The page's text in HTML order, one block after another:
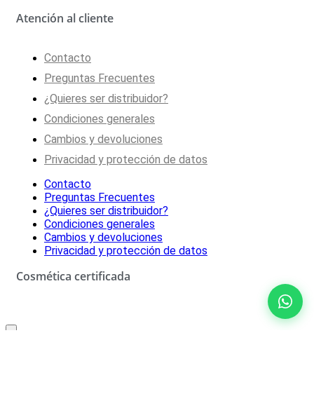
Atención al cliente
Contacto
Preguntas Frecuentes
¿Quieres ser distribuidor?
Condiciones generales
Cambios y devoluciones
Privacidad y protección de datos
Contacto
Preguntas Frecuentes
¿Quieres ser distribuidor?
Condiciones generales
Cambios y devoluciones
Privacidad y protección de datos
Cosmética certificada